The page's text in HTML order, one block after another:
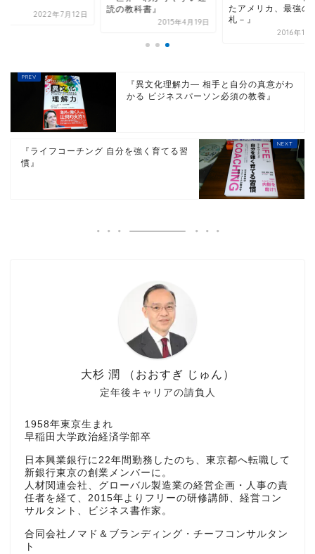
2022年7月12日
読の教科書』
2015年4月19日
たアメリカ、最強の
札－』
2016年11
『異文化理解力― 相手と自分の真意がわ
かる ビジネスパーソン必須の教養』
『ライフコーチング 自分を強く育てる習
慣』
定年後キャリアの請負人
大杉 潤 （おおすぎ じゅん）
1958年東京生まれ
早稲田大学政治経済学部卒
日本興業銀行に22年間勤務したのち、東京都へ転職して
新銀行東京の創業メンバーに。
人材関連会社、グローバル製造業の経営企画・人事の責
任者を経て、2015年よりフリーの研修講師、経営コン
サルタント、ビジネス書作家。
合同会社ノマド＆ブランディング・チーフコンサルタン
ト